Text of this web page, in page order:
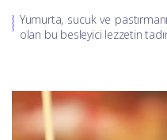
Yumurta, sucuk ve
olan bu besleyici lezzetin